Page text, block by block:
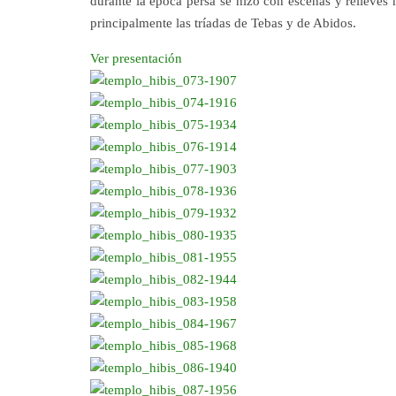
principalmente las tríadas de Tebas y de Abidos.
Ver presentación